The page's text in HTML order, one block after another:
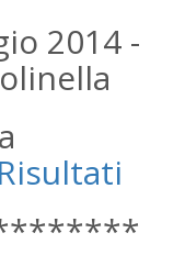
2014 -
Risultati